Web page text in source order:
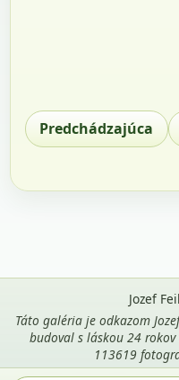
Predchádzajúca
Jozef
Táto galéria je odkazom
budoval s láskou 24
113619